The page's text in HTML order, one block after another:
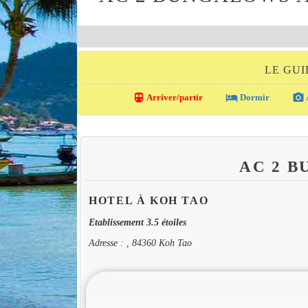
LE
directions_transit Arriver/partir local_hotel Dormir photo_camera
AC 2
HOTEL À KOH TAO
Etablissement 3.5 étoiles
Adresse : , 84360 Koh Tao